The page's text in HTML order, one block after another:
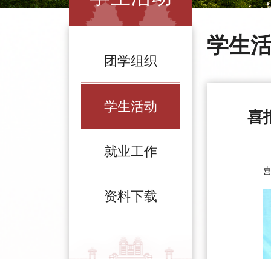
团学组织
学生活动
就业工作
资料下载
学生
喜